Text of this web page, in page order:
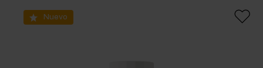
Nuevo